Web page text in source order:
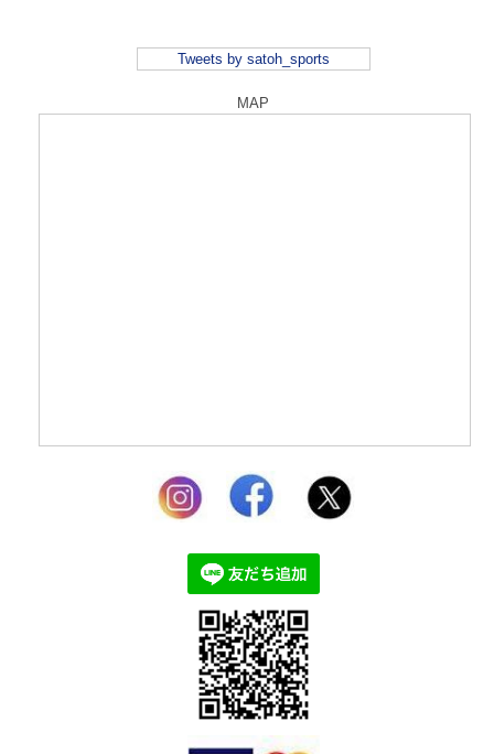
Tweets by satoh_sports
MAP